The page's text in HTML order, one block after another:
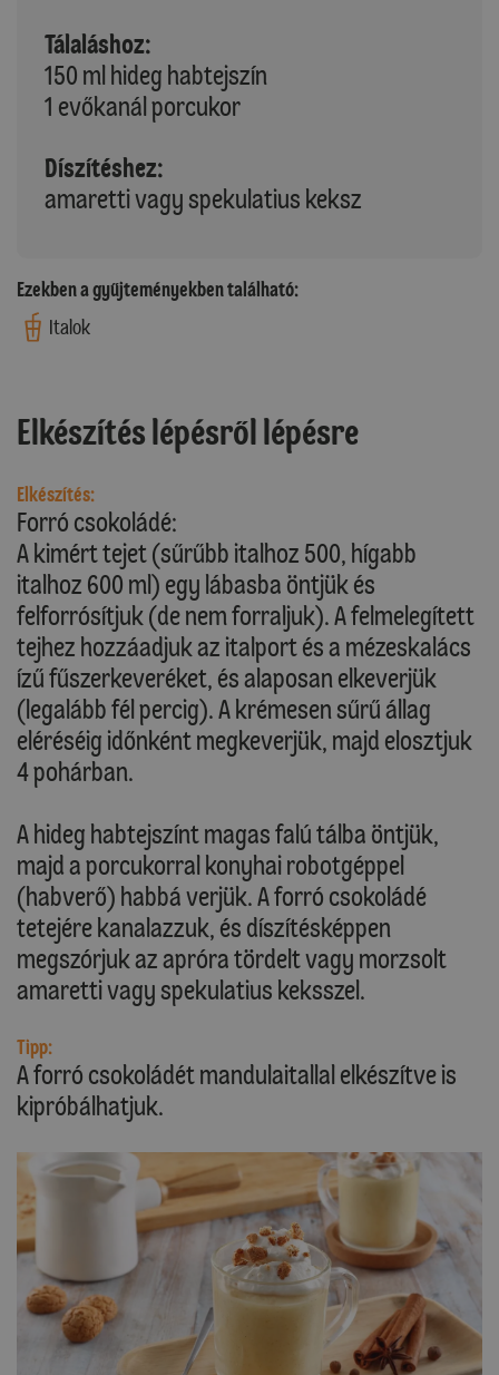
Tálaláshoz:
150 ml hideg habtejszín
1 evőkanál porcukor
Díszítéshez:
amaretti vagy spekulatius keksz
Ezekben a gyűjteményekben található:
Italok
Elkészítés lépésről lépésre
Elkészítés:
Forró csokoládé:
A kimért tejet (sűrűbb italhoz 500, hígabb
italhoz 600 ml) egy lábasba öntjük és
felforrósítjuk (de nem forraljuk). A felmelegített
tejhez hozzáadjuk az italport és a mézeskalács
ízű fűszerkeveréket, és alaposan elkeverjük
(legalább fél percig). A krémesen sűrű állag
eléréséig időnként megkeverjük, majd elosztjuk
4 pohárban.
A hideg habtejszínt magas falú tálba öntjük,
majd a porcukorral konyhai robotgéppel
(habverő) habbá verjük. A forró csokoládé
tetejére kanalazzuk, és díszítésképpen
megszórjuk az apróra tördelt vagy morzsolt
amaretti vagy spekulatius keksszel.
Tipp:
A forró csokoládét mandulaitallal elkészítve is
kipróbálhatjuk.